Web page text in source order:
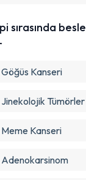
sırasında
Kanseri
Tümörler
Kanseri